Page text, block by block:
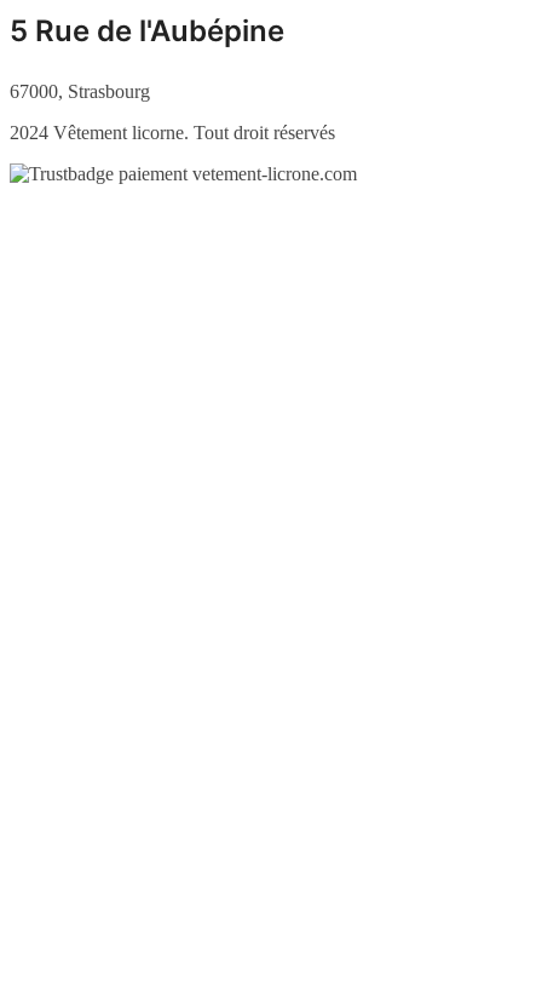
5 Rue de l'Aubépine
67000, Strasbourg
2024 Vêtement licorne. Tout droit réservés